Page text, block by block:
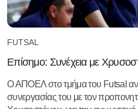
FUTSAL
Επίσημο: Συνέχεια με
Ο ΑΠΟΕΛ στο τμήμα του Futsal
συνεργασίας του με τον